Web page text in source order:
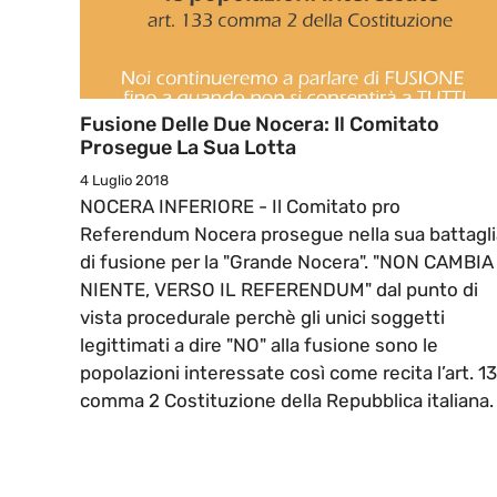
Fusione Delle Due Nocera: Il Comitato
Prosegue La Sua Lotta
4 Luglio 2018
NOCERA INFERIORE - Il Comitato pro
Referendum Nocera prosegue nella sua
di fusione per la "Grande Nocera". "NON CAMBIA
NIENTE, VERSO IL REFERENDUM" dal punto di
vista procedurale perchè gli unici soggetti
legittimati a dire "NO" alla fusione sono le
popolazioni interessate così come recita l’art.
comma 2 Costituzione della Repubblica italiana.